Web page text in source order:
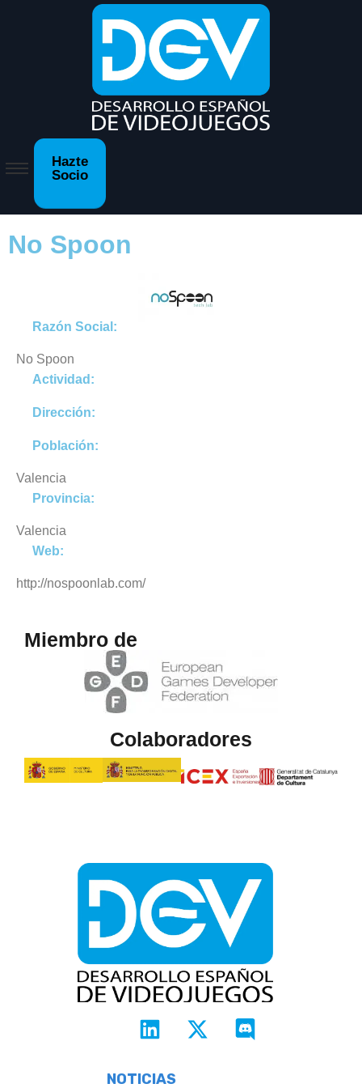
Hazte
Socio
No Spoon
Razón Social:
No Spoon
Actividad:
Dirección:
Población:
Valencia
Provincia:
Valencia
Web:
http://nospoonlab.com/
Miembro de
Colaboradores
NOTICIAS